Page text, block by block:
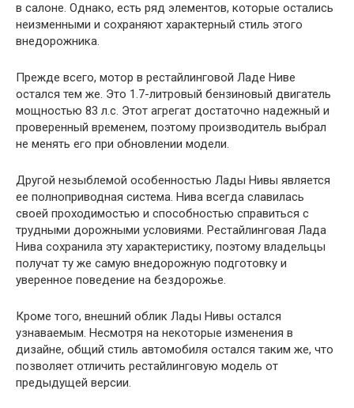
в салоне. Однако, есть ряд элементов, которые остались
неизменными и сохраняют характерный стиль этого
внедорожника.
Прежде всего, мотор в рестайлинговой Ладе Ниве
остался тем же. Это 1.7-литровый бензиновый двигатель
мощностью 83 л.с. Этот агрегат достаточно надежный и
проверенный временем, поэтому производитель выбрал
не менять его при обновлении модели.
Другой незыблемой особенностью Лады Нивы является
ее полноприводная система. Нива всегда славилась
своей проходимостью и способностью справиться с
трудными дорожными условиями. Рестайлинговая Лада
Нива сохранила эту характеристику, поэтому владельцы
получат ту же самую внедорожную подготовку и
уверенное поведение на бездорожье.
Кроме того, внешний облик Лады Нивы остался
узнаваемым. Несмотря на некоторые изменения в
дизайне, общий стиль автомобиля остался таким же, что
позволяет отличить рестайлинговую модель от
предыдущей версии.